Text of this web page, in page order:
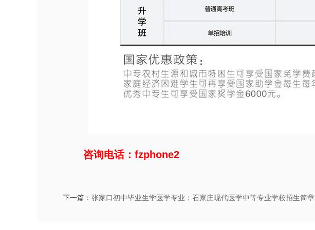
咨询电话：fzphone2
下一篇： 张家口初中毕业生学医学专业：石家庄现代医学中等专业学校招生简章